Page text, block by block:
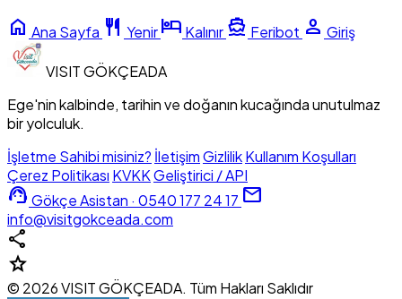
home Ana Sayfa restaurant Yenirhotel Kalınır directions_boat Feribot person Giriş
VISITGÖKÇEADA
Ege'nin kalbinde, tarihin ve doğanın kucağında unutulmaz
bir yolculuk.
İşletme Sahibi misiniz? İletişimGizlilikKullanım Koşulları
Çerez Politikası KVKKGeliştirici / API
support_agent Gökçe Asistan · 0540 177 24 17 mail
info@visitgokceada.com
share
star
© 2026 VISIT GÖKÇEADA. Tüm Hakları Saklıdır